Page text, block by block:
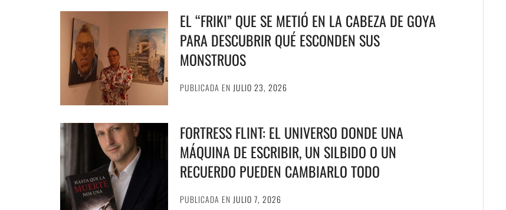
EL “FRIKI” QUE SE METIÓ EN LA CABEZA DE GOYA
PARA DESCUBRIR QUÉ ESCONDEN SUS
MONSTRUOS
PUBLICADA EN JULIO 23, 2026
FORTRESS FLINT: EL UNIVERSO DONDE UNA
MÁQUINA DE ESCRIBIR, UN SILBIDO O UN
RECUERDO PUEDEN CAMBIARLO TODO
PUBLICADA EN JULIO 7, 2026